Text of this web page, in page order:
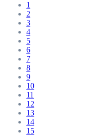
1
2
3
4
5
6
7
8
9
10
11
12
13
14
15